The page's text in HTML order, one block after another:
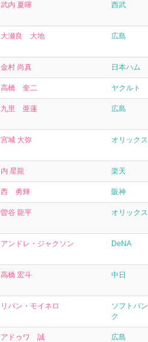
武内 夏暉 西武
大瀬良 大地 広島
金村 尚真 日本ハム
高橋 奎二 ヤクルト
九里 亜蓮 広島
宮城 大弥 オリックス
内 星龍 楽天
西 勇輝 阪神
曽谷 龍平 オリックス
アンドレ・ジャクソン DeNA
高橋 宏斗 中日
リバン・モイネロ
ソフトバン
ク
アドゥワ 誠 広島